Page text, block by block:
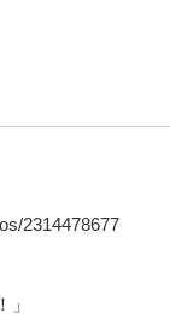
2314478677